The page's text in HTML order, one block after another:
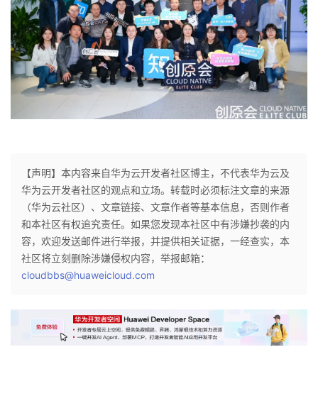
【声明】本内容来自华为云开发者社区博主，不代表华为云及
华为云开发者社区的观点和立场。转载时必须标注文章的来源
（华为云社区）、文章链接、文章作者等基本信息，否则作者
和本社区有权追究责任。如果您发现本社区中有涉嫌抄袭的内
容，欢迎发送邮件进行举报，并提供相关证据，一经查实，本
社区将立刻删除涉嫌侵权内容，举报邮箱：
cloudbbs@huaweicloud.com